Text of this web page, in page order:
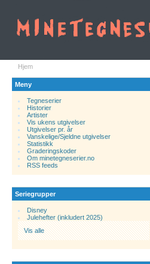
Hjem
Meny
Tegneserier
Historier.
Artister
Vis ukens utgivelser
Utgivelser pr. år
Vanskelige/Sjeldne utgivelser
Statistikk
Graderingskoder
Om minetegneserier.no
RSS feeds
Seriegrupper
Disney
Julehefter (inkludert 2025)
Vis alle